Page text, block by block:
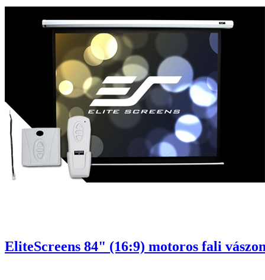
EliteScreens 84" (16:9) motoros fali